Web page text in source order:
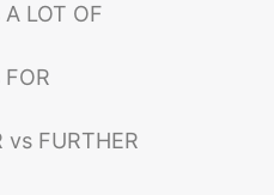
LOT OF
vs FURTHER